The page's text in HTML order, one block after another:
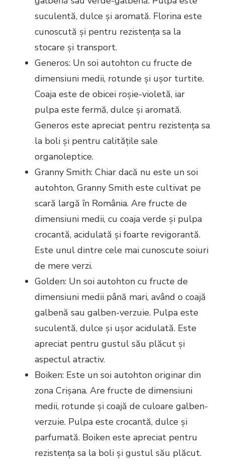
suculentă, dulce și aromată. Florina este
cunoscută și pentru rezistența sa la
stocare și transport.
Generos: Un soi autohton cu fructe de
dimensiuni medii, rotunde și ușor turtite.
Coaja este de obicei roșie-violetă, iar
pulpa este fermă, dulce și aromată.
Generos este apreciat pentru rezistența sa
la boli și pentru calitățile sale
organoleptice.
Granny Smith: Chiar dacă nu este un soi
autohton, Granny Smith este cultivat pe
scară largă în România. Are fructe de
dimensiuni medii, cu coaja verde și pulpa
crocantă, acidulată și foarte revigorantă.
Este unul dintre cele mai cunoscute soiuri
de mere verzi.
Golden: Un soi autohton cu fructe de
dimensiuni medii până mari, având o coajă
galbenă sau galben-verzuie. Pulpa este
suculentă, dulce și ușor acidulată. Este
apreciat pentru gustul său plăcut și
aspectul atractiv.
Boiken: Este un soi autohton originar din
zona Crișana. Are fructe de dimensiuni
medii, rotunde și coajă de culoare galben-
verzuie. Pulpa este crocantă, dulce și
parfumată. Boiken este apreciat pentru
rezistența sa la boli și gustul său plăcut.